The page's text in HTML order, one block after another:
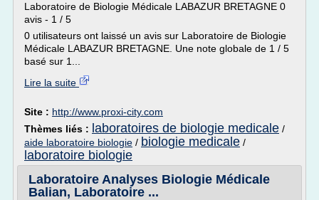
Laboratoire de Biologie Médicale LABAZUR BRETAGNE 0
avis - 1 / 5
0 utilisateurs ont laissé un avis sur Laboratoire de Biologie
Médicale LABAZUR BRETAGNE. Une note globale de 1 / 5
basé sur 1...
Lire la suite
Site : http://www.proxi-city.com
Thèmes liés : laboratoires de biologie medicale /
aide laboratoire biologie / biologie medicale /
laboratoire biologie
Laboratoire Analyses Biologie Médicale
Balian, Laboratoire ...